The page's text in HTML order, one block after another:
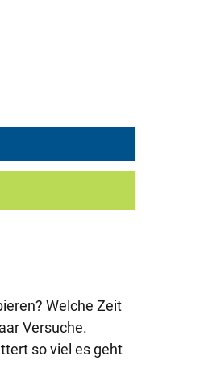
Welche Zeit
Versuche.
so viel es geht